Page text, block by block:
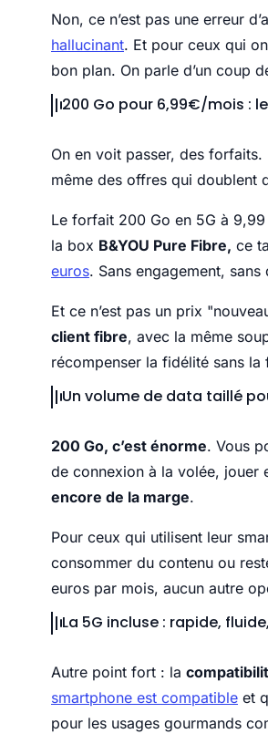
Non, ce n’est pas une erreur
hallucinant. Et pour ceux qui
bon plan. On parle d’un coup
200 Go pour 6,99€/mois :
On en voit passer, des
même des offres qui doublent
Le forfait 200 Go en 5G à
la box B&YOU Pure Fibre, ce
euros. Sans engagement,
Et ce n’est pas un prix
client fibre, avec la même
récompenser la fidélité sans la
Un volume de data taillé
200 Go, c’est énorme. Vous
de connexion à la volée, jouer
encore de la marge.
Pour ceux qui utilisent leur
consommer du contenu ou
euros par mois, aucun autre
La 5G incluse : rapide,
Autre point fort : la
smartphone est compatible et
pour les usages gourmands